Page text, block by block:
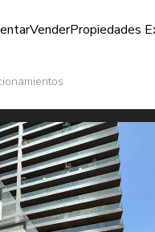
VenderPropiedades